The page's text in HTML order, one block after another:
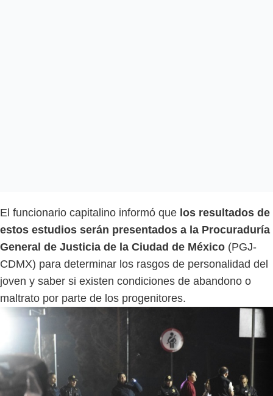
El funcionario capitalino informó que los resultados de
estos estudios serán presentados a la Procuraduría
General de Justicia de la Ciudad de México (PGJ-
CDMX) para determinar los rasgos de personalidad del
joven y saber si existen condiciones de abandono o
maltrato por parte de los progenitores.